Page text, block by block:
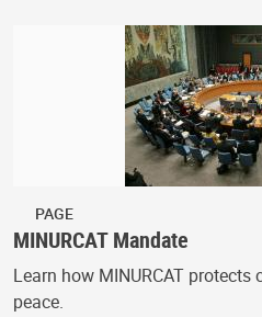
PAGE
MINURCAT Mandate
Learn how MINURCAT
peace.